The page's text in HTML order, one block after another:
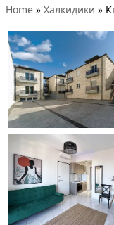
Home » Халкидики »